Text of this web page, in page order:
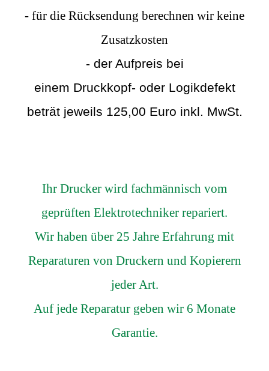
- für die Rücksendung berechnen wir keine
Zusatzkosten
- der Aufpreis bei
einem Druckkopf- oder Logikdefekt
beträt jeweils 125,00 Euro inkl. MwSt.
Ihr Drucker wird fachmännisch vom
geprüften Elektrotechniker repariert.
Wir haben über 25 Jahre Erfahrung mit
Reparaturen von Druckern und Kopierern
jeder Art.
Auf jede Reparatur geben wir 6 Monate
Garantie.